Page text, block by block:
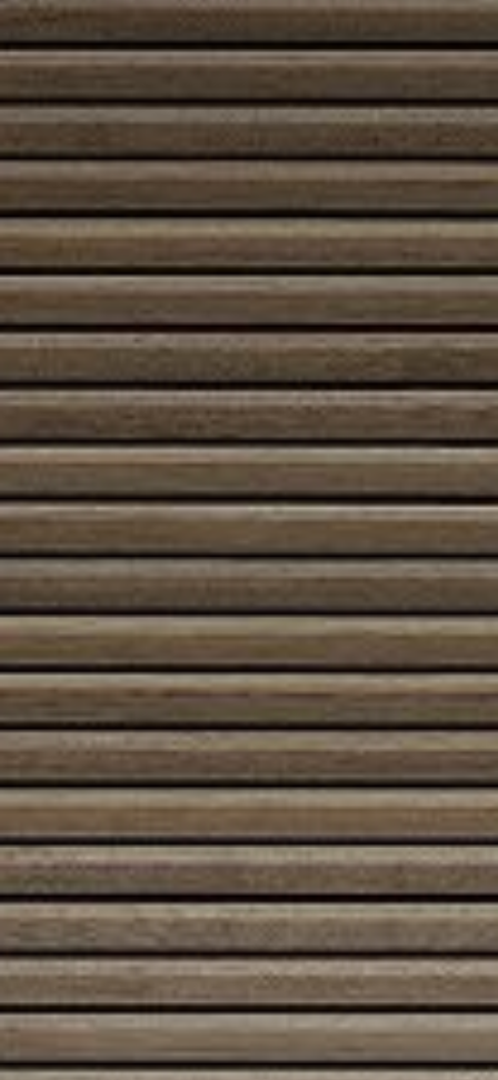
Kun valitset hohkakivipiipun, saat yhdistelmän teknistä
fiksuutta ja käytännön hyötyä: kevyt, eristävä,
joka tukee takan tai uunin parasta suorituskykyä.
Kauppa
“Hohkakivipiippu”
5680,00€
Austroflamm 38x38x57 K
2600,00€